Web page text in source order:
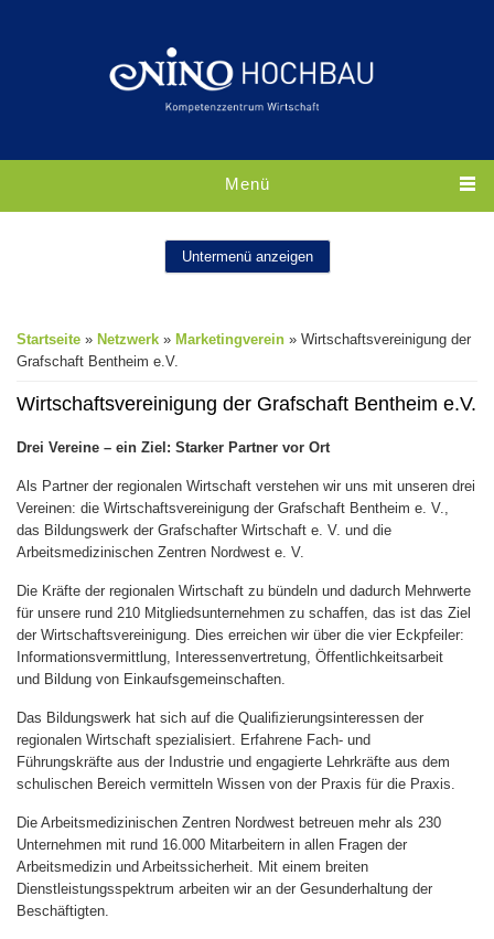
Menü
Untermenü anzeigen
Sie sind hier
Startseite » Netzwerk » Marketingverein » Wirtschaftsvereinigung der
Grafschaft Bentheim e.V.
Wirtschaftsvereinigung der Grafschaft Bentheim e.V.
Drei Vereine – ein Ziel: Starker Partner vor Ort
Als Partner der regionalen Wirtschaft verstehen wir uns mit unseren drei
Vereinen: die Wirtschaftsvereinigung der Grafschaft Bentheim e. V.,
das Bildungswerk der Grafschafter Wirtschaft e. V. und die
Arbeitsmedizinischen Zentren Nordwest e. V.
Die Kräfte der regionalen Wirtschaft zu bündeln und dadurch Mehrwerte
für unsere rund 210 Mitgliedsunternehmen zu schaffen, das ist das Ziel
der Wirtschaftsvereinigung. Dies erreichen wir über die vier Eckpfeiler:
Informationsvermittlung, Interessenvertretung, Öffentlichkeitsarbeit
und Bildung von Einkaufsgemeinschaften.
Das Bildungswerk hat sich auf die Qualiﬁzierungsinteressen der
regionalen Wirtschaft spezialisiert. Erfahrene Fach- und
Führungskräfte aus der Industrie und engagierte Lehrkräfte aus dem
schulischen Bereich vermitteln Wissen von der Praxis für die Praxis.
Die Arbeitsmedizinischen Zentren Nordwest betreuen mehr als 230
Unternehmen mit rund 16.000 Mitarbeitern in allen Fragen der
Arbeitsmedizin und Arbeitssicherheit. Mit einem breiten
Dienstleistungsspektrum arbeiten wir an der Gesunderhaltung der
Beschäftigten.